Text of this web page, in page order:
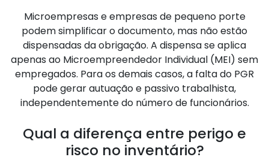
Microempresas e empresas de pequeno porte
podem simplificar o documento, mas não estão
dispensadas da obrigação. A dispensa se aplica
apenas ao Microempreendedor Individual (MEI) sem
empregados. Para os demais casos, a falta do PGR
pode gerar autuação e passivo trabalhista,
independentemente do número de funcionários.
Qual a diferença entre perigo e
risco no inventário?